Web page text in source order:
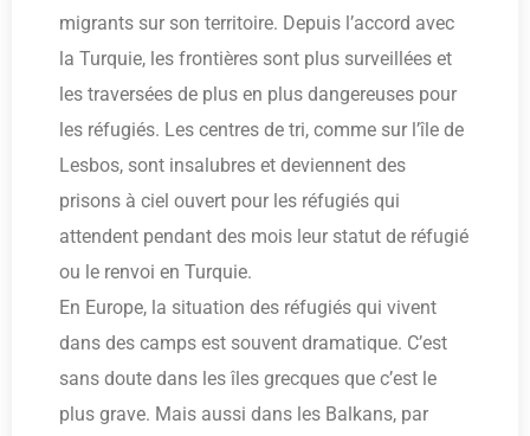
migrants sur son territoire. Depuis l’accord avec
la Turquie, les frontières sont plus surveillées et
les traversées de plus en plus dangereuses pour
les réfugiés. Les centres de tri, comme sur l’île de
Lesbos, sont insalubres et deviennent des
prisons à ciel ouvert pour les réfugiés qui
attendent pendant des mois leur statut de réfugié
ou le renvoi en Turquie.
En Europe, la situation des réfugiés qui vivent
dans des camps est souvent dramatique. C’est
sans doute dans les îles grecques que c’est le
plus grave. Mais aussi dans les Balkans, par